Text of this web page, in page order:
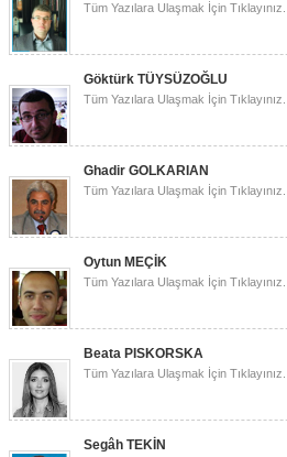
Tüm Yazılara Ulaşmak İçin Tıklayınız.
Göktürk TÜYSÜZOĞLU
Tüm Yazılara Ulaşmak İçin Tıklayınız.
Ghadir GOLKARIAN
Tüm Yazılara Ulaşmak İçin Tıklayınız.
Oytun MEÇİK
Tüm Yazılara Ulaşmak İçin Tıklayınız.
Beata PISKORSKA
Tüm Yazılara Ulaşmak İçin Tıklayınız.
Segâh TEKİN